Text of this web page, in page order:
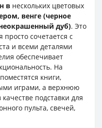
в нескольких цветовых
венге (черное
дуб). Это
сочетается с
и всеми деталями
обеспечивает
На
книги,
играми, а верхнюю
подставки для
пульта, свечей,